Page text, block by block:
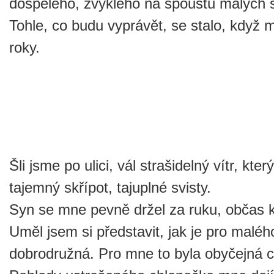
Tohle, co budu vyprávět, se stalo, když
roky.
Šli jsme po ulici, vál strašidelný vítr,
tajemný skřípot, tajuplné svisty.
Syn se mne pevně držel za ruku, občas
Uměl jsem si představit, jak je pro
dobrodružná. Pro mne to byla obyčejná